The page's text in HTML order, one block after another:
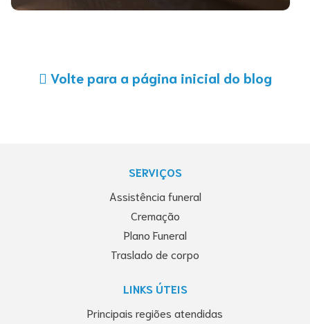
Volte para a página inicial do blog
SERVIÇOS
Assistência funeral
Cremação
Plano Funeral
Traslado de corpo
LINKS ÚTEIS
Principais regiões atendidas